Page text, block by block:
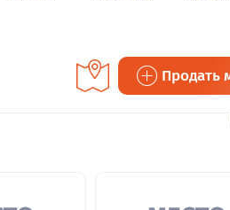
Продать